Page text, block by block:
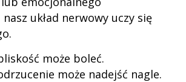
układ nerwowy uczy się
może boleć.
może nadejść nagle.